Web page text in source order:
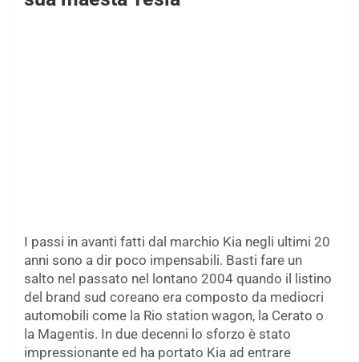
I passi in avanti fatti dal marchio Kia negli ultimi 20
anni sono a dir poco impensabili. Basti fare un
salto nel passato nel lontano 2004 quando il listino
del brand sud coreano era composto da mediocri
automobili come la Rio station wagon, la Cerato o
la Magentis. In due decenni lo sforzo è stato
impressionante ed ha portato Kia ad entrare